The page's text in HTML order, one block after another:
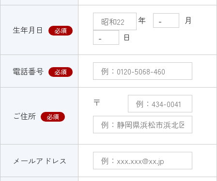
生年月日 必須
年
月
日
電話番号 必須
ご住所 必須
〒
メールアドレス